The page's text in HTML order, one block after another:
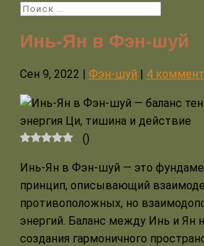
Инь-Ян в Фэн-шуй
Сен 9, 2022 Фэн-шуй 4
()
Инь-Ян в Фэн-шуй — это
принцип, описывающий
противоположных, но
энергий. Баланс между Инь и Ян
создания гармоничного